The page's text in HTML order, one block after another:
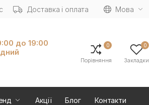
Доставка і оплата Мова
до 19:00
0
Порівняння
0
Закладки
Акції Блог Контакти